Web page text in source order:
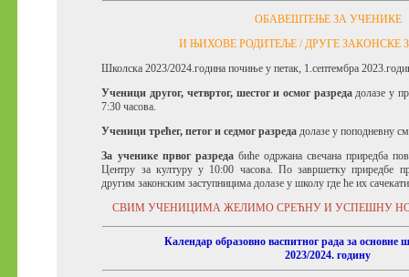
ОБАВЕШТЕЊЕ ЗА УЧЕНИКЕ
И ЊИХОВЕ РОДИТЕЉЕ / ДРУГЕ ЗАКОНСКЕ
Школска 2023/2024.година почиње у петак, 1.септембра
Ученици другог, четвртог, шестог и осмог разредадолазе у
7:30 часова.
Ученици трећег, петог и седмог разреда долазе у поподневну
За ученике првог разредабиће одржана свечана приредба
Центру за културу у 10:00 часова. По завршетку приредбе
другим законским заступницима долазе у школу где ће их
СВИМ УЧЕНИЦИМА ЖЕЛИМО СРЕЋНУ И УСПЕШНУ
Календар образовно васпитног рада за основне
2023/2024. годину